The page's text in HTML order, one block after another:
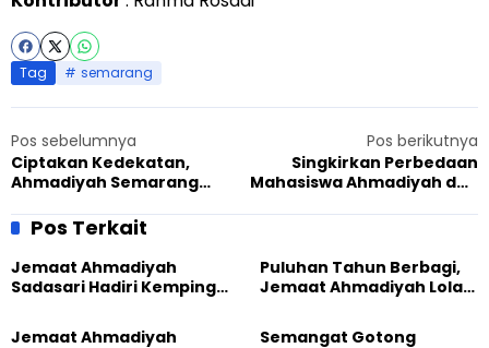
Tag semarang
Pos sebelumnya
Ciptakan Kedekatan,
Ahmadiyah Semarang
Street
Pos berikutnya
Singkirkan Perbedaan
Mahasiswa Ahmadiyah dan
Kembali Lakukan Kerja
Pos Terkait
Jemaat Ahmadiyah
Sadasari Hadiri Kemping
Majalengka
Puluhan Tahun Berbagi,
Jemaat Ahmadiyah Lolak
Sembako kepada Warga
Jemaat Ahmadiyah
Semangat Gotong